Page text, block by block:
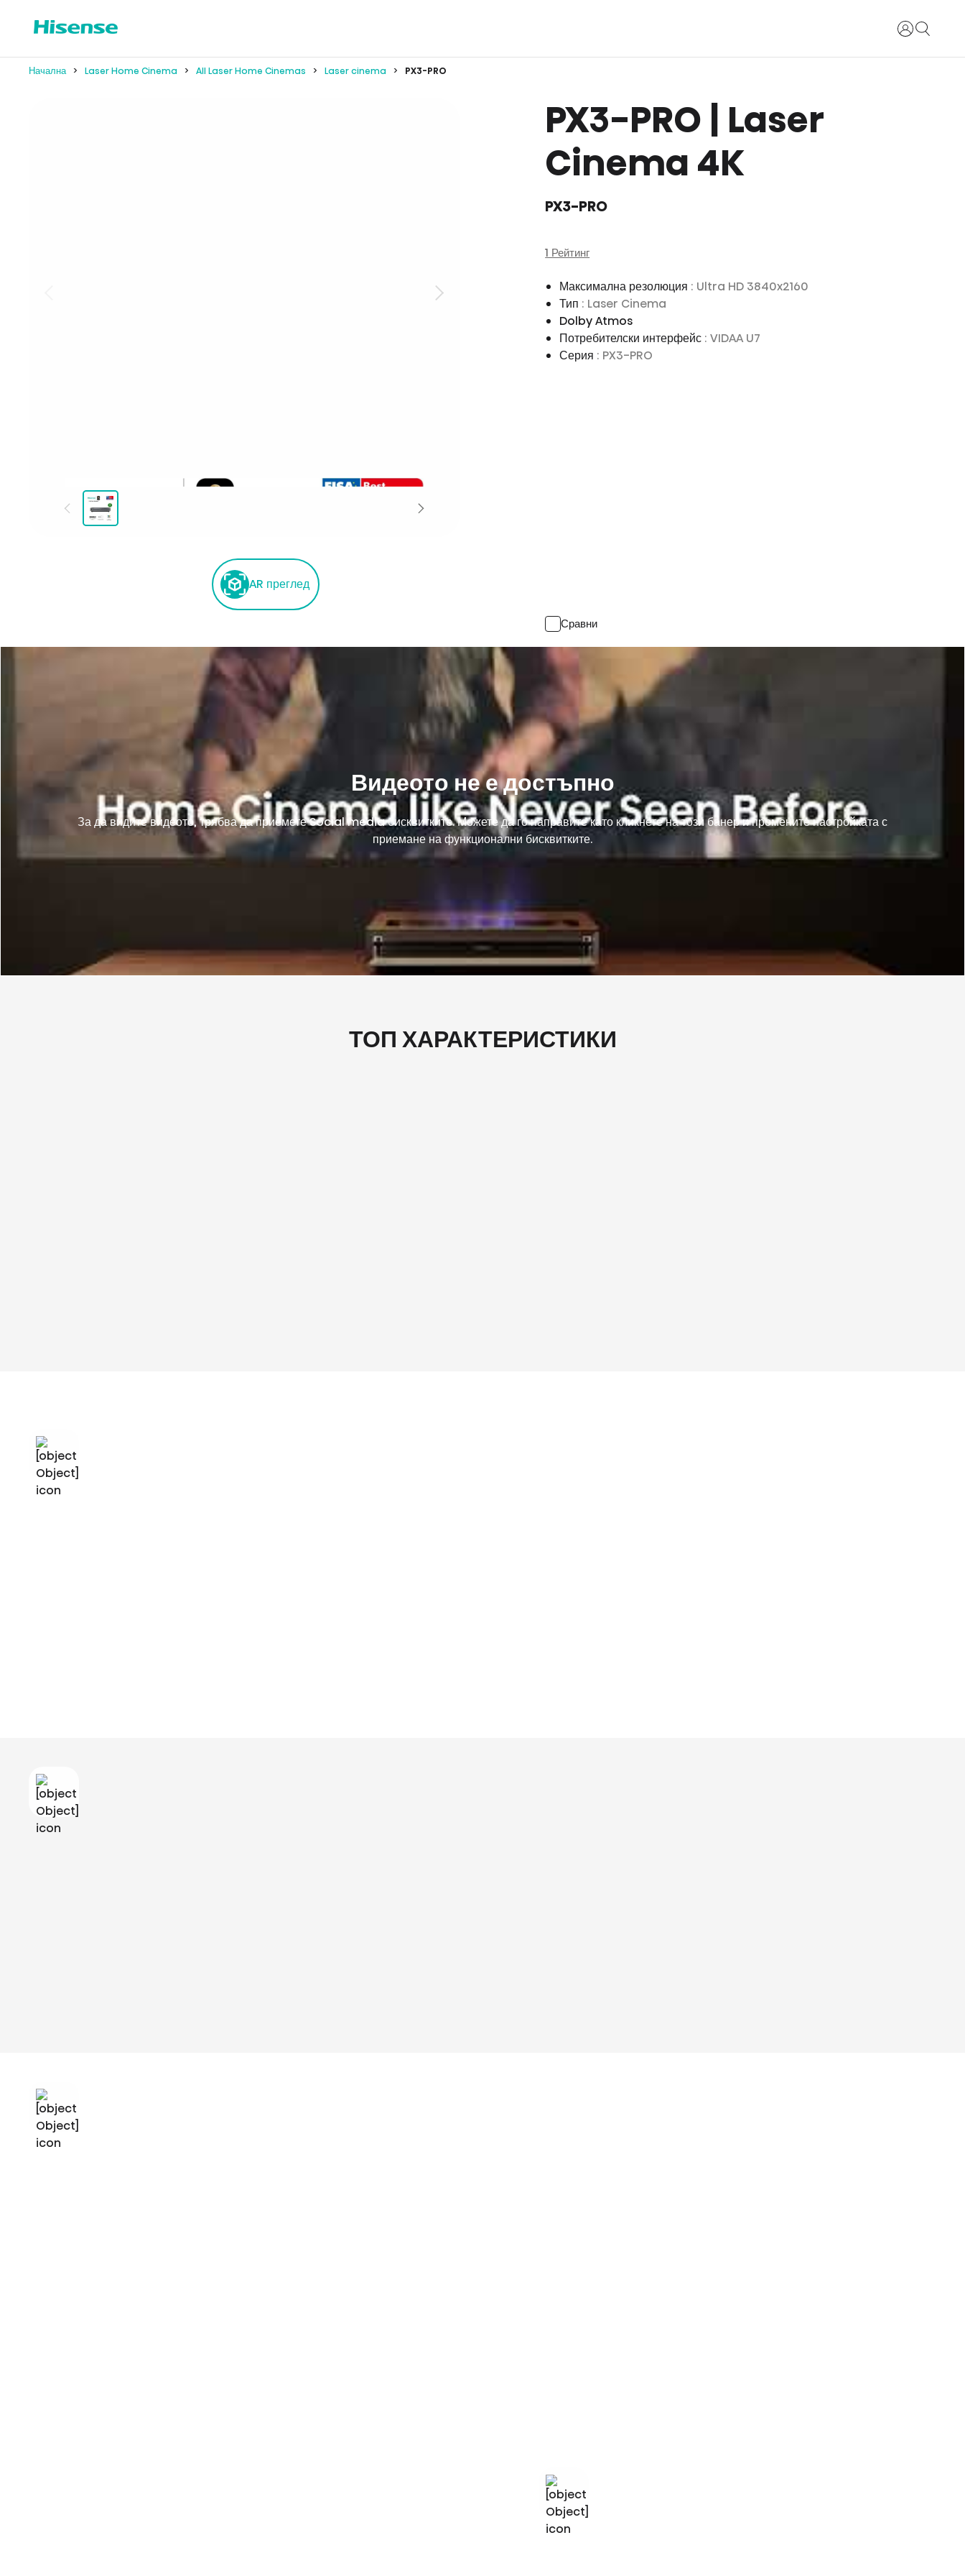
Вход
Начална Laser Home Cinema All Laser Home Cinemas Laser cinema PX3-PRO
AR преглед
PX3-PRO | Laser
Cinema 4K
PX3-PRO
1 Рейтинг
Максимална резолюция : Ultra HD 3840x2160
Тип : Laser Cinema
Dolby Atmos
Потребителски интерфейс : VIDAA U7
Серия : PX3-PRO
Сравни
Видеото не е достъпно
За да видите видеото, трябва да приемете Social media бисквитките. Можете да го направите като кликнете на този банер и промените настройката с
приемане на функционални бисквитките.
ТОП ХАРАКТЕРИСТИКИ